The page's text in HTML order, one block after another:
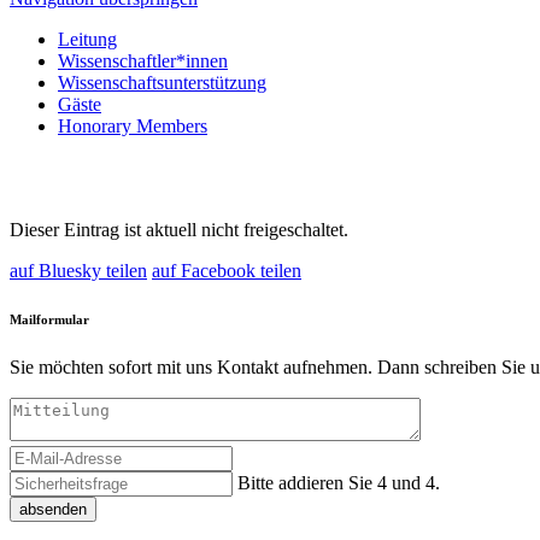
Leitung
Wissenschaftler*innen
Wissenschaftsunterstützung
Gäste
Honorary Members
Dieser Eintrag ist aktuell nicht freigeschaltet.
auf Bluesky teilen auf Facebook teilen
Mailformular
Sie möchten sofort mit uns Kontakt aufnehmen. Dann schreiben Sie
Bitte addieren Sie 4 und 4.
absenden